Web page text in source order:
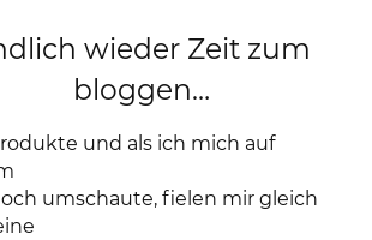
wieder Zeit zum
bloggen…
und als ich mich auf
umschaute, fielen mir gleich